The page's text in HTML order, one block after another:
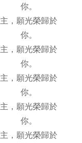
你。
主，願光榮歸於
你。
主，願光榮歸於
你。
主，願光榮歸於
你。
主，願光榮歸於
你。
主，願光榮歸於